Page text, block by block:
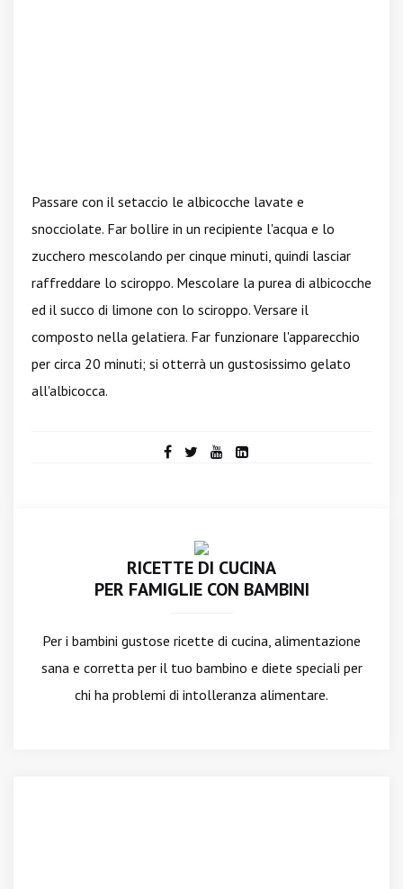
Passare con il setaccio le albicocche lavate e
snocciolate. Far bollire in un recipiente l'acqua e lo
zucchero mescolando per cinque minuti, quindi lasciar
raffreddare lo sciroppo. Mescolare la purea di albicocche
ed il succo di limone con lo sciroppo. Versare il
composto nella gelatiera. Far funzionare l'apparecchio
per circa 20 minuti; si otterrà un gustosissimo gelato
all'albicocca.
RICETTE DI CUCINA
PER FAMIGLIE CON BAMBINI
Per i bambini gustose ricette di cucina, alimentazione
sana e corretta per il tuo bambino e diete speciali per
chi ha problemi di intolleranza alimentare.